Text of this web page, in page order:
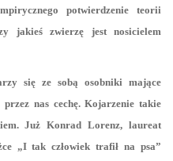
potwierdzenie teorii
jakieś zwierzę jest nosicielem
się ze sobą osobniki mające
nas cechę. Kojarzenie takie
Już Konrad Lorenz, laureat
„I tak człowiek trafił na psa”